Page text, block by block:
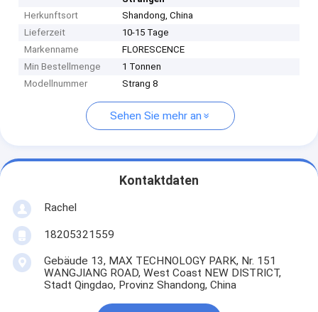
Herkunftsort
Shandong, China
Lieferzeit
10-15 Tage
Markenname
FLORESCENCE
Min Bestellmenge
1 Tonnen
Modellnummer
Strang 8
Sehen Sie mehr an
Kontaktdaten
Rachel
18205321559
Gebäude 13, MAX TECHNOLOGY PARK, Nr. 151
WANGJIANG ROAD, West Coast NEW DISTRICT,
Stadt Qingdao, Provinz Shandong, China